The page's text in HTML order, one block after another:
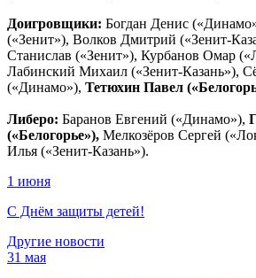
Доигровщики: Богдан Денис
(«Зенит»), Волков Дмитрий («Зенит-
Станислав («Зенит»), Курбанов Омар
Лабинский Михаил («Зенит-Казань»),
(«Динамо»), Тетюхин Павел
Либеро: Баранов Евгений («Динамо»),
(«Белогорье»), Мелкозёров Сергей
Илья («Зенит-Казань»).
1 июня
С Днём защиты детей!
Другие новости
31 мая